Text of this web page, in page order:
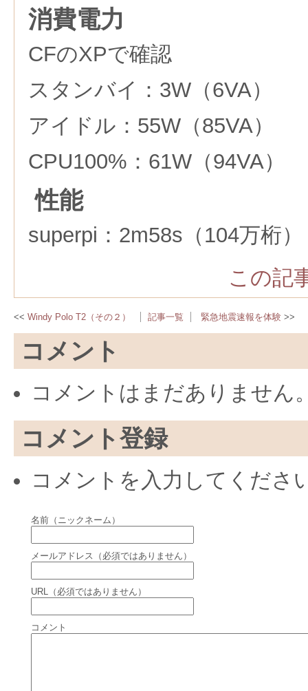
消費電力
CFのXPで確認
スタンバイ：3W（6VA）
アイドル：55W（85VA）
CPU100%：61W（94VA）
性能
superpi：2m58s（104万桁）
この記
Windy Polo T2（その２） 記事一覧 緊急地震速報を体験
コメント
コメントはまだありません
コメント登録
コメントを入力してくださ
名前（ニックネーム）
メールアドレス（必須ではありません）
URL（必須ではありません）
コメント